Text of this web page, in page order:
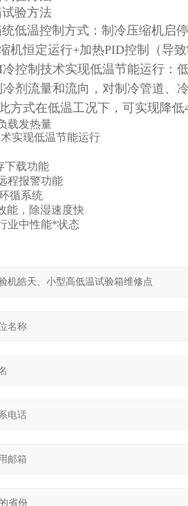
验方法
低温控制方式：制冷压缩机启
机恒定运行+加热PID控制（导
控制技术实现低温节能运行：
剂流量和流向，对制冷管道、
方式在低温工况下，可实现降低
载发热量
实现低温节能运行
下载功能
程报警功能
循系统
能，除湿速度快
业中性能*状态